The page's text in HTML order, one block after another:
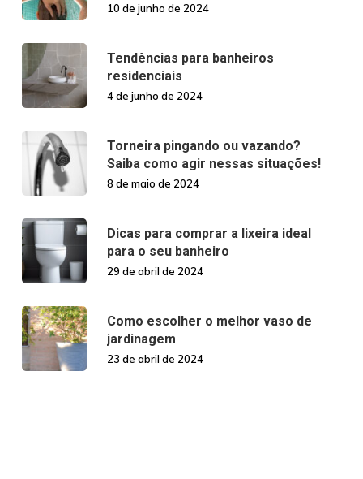
10 de junho de 2024
Tendências para banheiros
residenciais
4 de junho de 2024
Torneira pingando ou vazando?
Saiba como agir nessas situações!
8 de maio de 2024
Dicas para comprar a lixeira ideal
para o seu banheiro
29 de abril de 2024
Como escolher o melhor vaso de
jardinagem
23 de abril de 2024